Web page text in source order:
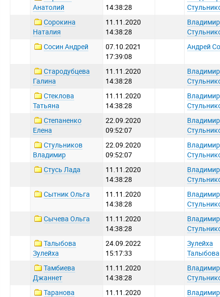
Анатолий
14:38:28
Сорокина
Наталия
11.11.2020
14:38:28
Владимир
Сосин Андрей
07.10.2021
17:39:08
Андрей
Стародубцева
Галина
11.11.2020
14:38:28
Владимир
Стеклова
Татьяна
11.11.2020
14:38:28
Владимир
Степаненко
Елена
22.09.2020
09:52:07
Владимир
Стульников
Владимир
22.09.2020
09:52:07
Владимир
Стусь Лада
11.11.2020
14:38:28
Владимир
Сытник Ольга
11.11.2020
14:38:28
Владимир
Сычева Ольга
11.11.2020
14:38:28
Владимир
Талыбова
Зулейха
24.09.2022
15:17:33
Зулейха
Талыбова
Тамбиева
Джаннет
11.11.2020
14:38:28
Владимир
Таранова
11.11.2020
Владимир